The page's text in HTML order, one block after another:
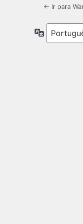
← Ir para
Idioma